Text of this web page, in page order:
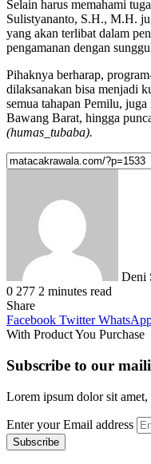
Selain harus memahami
Sulistyananto, S.H., M.H.
yang akan terlibat dalam
pengamanan dengan
Pihaknya berharap,
dilaksanakan bisa menjadi
semua tahapan Pemilu,
Bawang Barat, hingga
(humas_tubaba).
Deni
0 277 2 minutes read
Share
Facebook Twitter
With Product You Purchase
Subscribe to our
Lorem ipsum dolor sit amet,
Enter your Email address